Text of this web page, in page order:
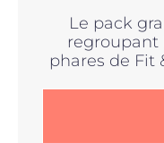
Le pack
regroupant
phares de Fit